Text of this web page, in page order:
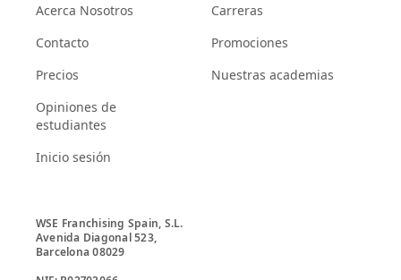
Acerca Nosotros
Contacto
Precios
Opiniones de
estudiantes
Inicio sesión
Carreras
Promociones
Nuestras academias
WSE Franchising Spain, S.L.
Avenida Diagonal 523,
Barcelona 08029